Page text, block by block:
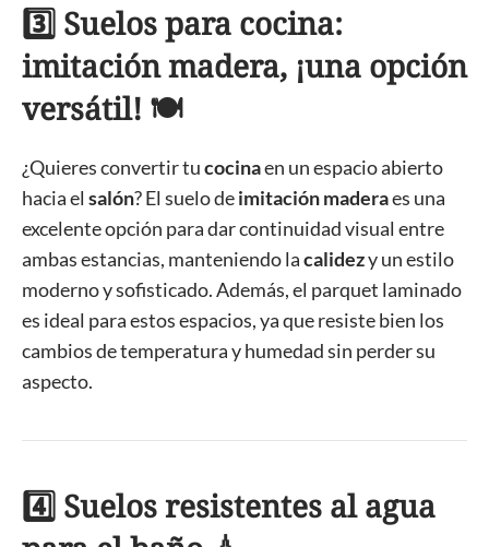
3️⃣ Suelos para cocina:
imitación madera, ¡una opción
versátil! 🍽️
¿Quieres convertir tucocinaen un espacio abierto
hacia el salón? El suelo deimitación maderaes una
excelente opción para dar continuidad visual entre
ambas estancias, manteniendo lacalidezy un estilo
moderno y sofisticado. Además, el parquet laminado
es ideal para estos espacios, ya que resiste bien los
cambios de temperatura y humedad sin perder su
aspecto.
4️⃣ Suelos resistentes al agua